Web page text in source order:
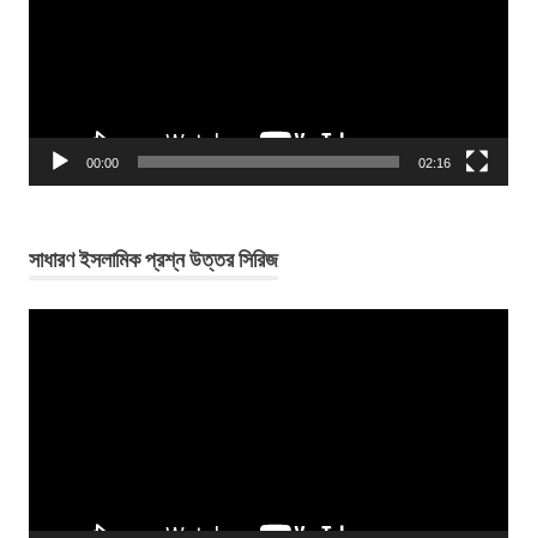
00:00 02:16
সাধারণ ইসলামিক প্রশ্ন উত্তর সিরিজ